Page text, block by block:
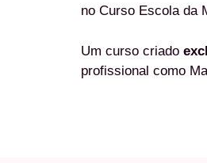
no Curso Escola da
Um curso criado
profissional como